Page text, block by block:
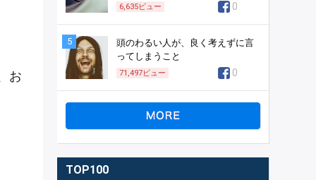
お
6,635ビュー 0
5
頭のわるい人が、良く考えずに言
ってしまうこと
71,497ビュー 0
TOP100